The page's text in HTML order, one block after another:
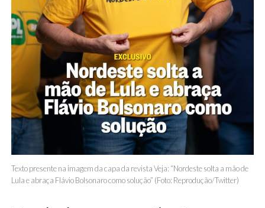
Texto presente na imagem da capa da revista Veja: “Nordeste solta a mão de
Lula e abraça Flávio Bolsonaro como solução” (Foto: Reprodução/Twitter)